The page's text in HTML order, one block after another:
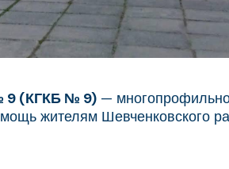
9 (КГКБ № 9) —
жителям Шевченковского